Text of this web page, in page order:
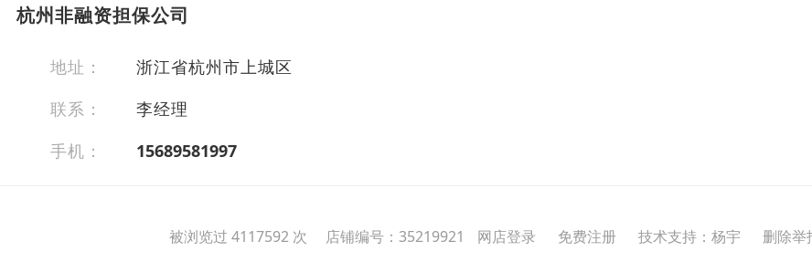
杭州非融资担保公司
地址：
浙江省杭州市上城区
联系：
李经理
手机：
15689581997
被浏览过 4117592 次 店铺编号：35219921 网店登录 免费注册 技术支持：杨宇 删除举